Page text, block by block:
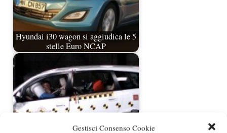
Gestisci Consenso Cookie
Hyundai i30 wagon si aggiudica le 5
stelle Euro NCAP